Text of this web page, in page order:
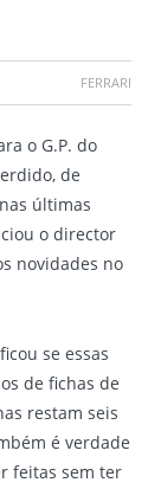
FERRARI
o G.P. do
de
últimas
o director
novidades no
se essas
de fichas de
restam seis
é verdade
feitas sem ter